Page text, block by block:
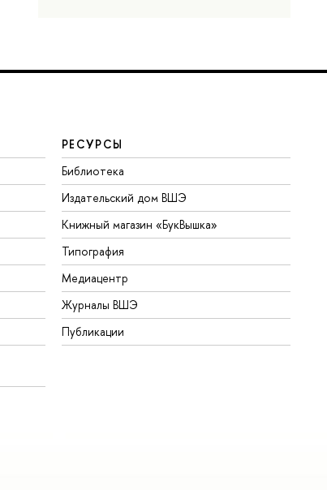
РЕСУРСЫ
Библиотека
Издательский дом ВШЭ
Книжный магазин «БукВышка»
Типография
Медиацентр
Журналы ВШЭ
Публикации